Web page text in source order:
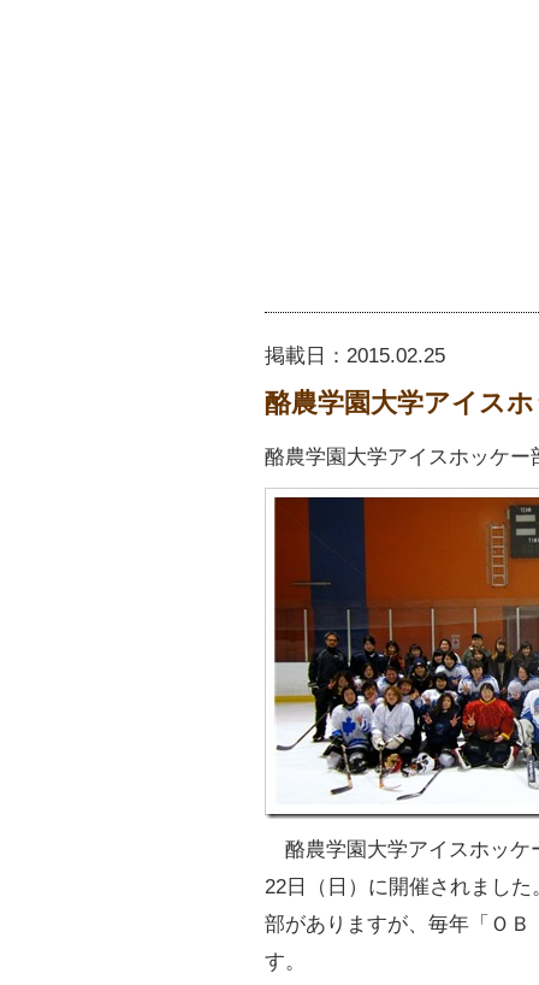
掲載日： 2015.02.25
酪農学園大学アイス
酪農学園大学アイスホッケ
酪農学園大学アイスホッケ
22日（日）に開催されまし
部がありますが、毎年「Ｏ
す。